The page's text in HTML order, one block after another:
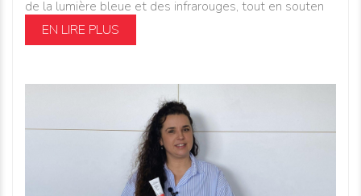
de la lumière bleue et des infrarouges, tout en souten
EN LIRE PLUS